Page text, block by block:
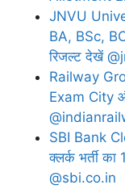
JNVU
BA, BSc,
रिजल्ट देखें
Railway
Exam City
SBI Bank
क्लर्क भर्ती
@sbi.co.in